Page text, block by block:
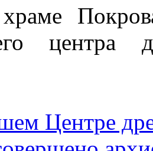
центра
Центре